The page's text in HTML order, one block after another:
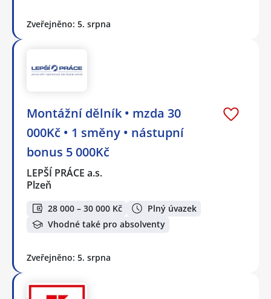
Zveřejněno: 5. srpna
Montážní dělník • mzda 30
000Kč • 1 směny • nástupní
bonus 5 000Kč
LEPŠÍ PRÁCE a.s.
Plzeň
28 000 – 30 000 Kč
Plný úvazek
Vhodné také pro absolventy
Zveřejněno: 5. srpna